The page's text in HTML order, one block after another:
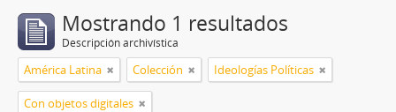
Mostrando 1 resultados
Descripción archivística
América Latina Colección Ideologías Políticas
Con objetos digitales